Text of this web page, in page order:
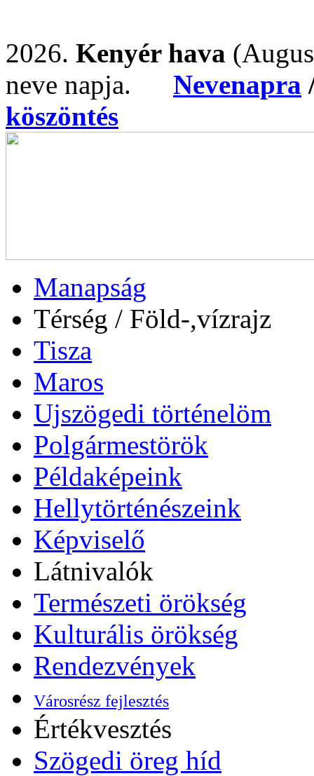
2026. Kenyér hava
neve napja. Nevenapra
köszöntés
Manapság
Térség / Föld-,vízrajz
Tisza
Maros
Ujszögedi történelöm
Polgármestörök
Példaképeink
Hellytörténészeink
Képviselő
Látnivalók
Természeti örökség
Kulturális örökség
Rendezvények
Városrész fejlesztés
Értékvesztés
Szögedi öreg híd